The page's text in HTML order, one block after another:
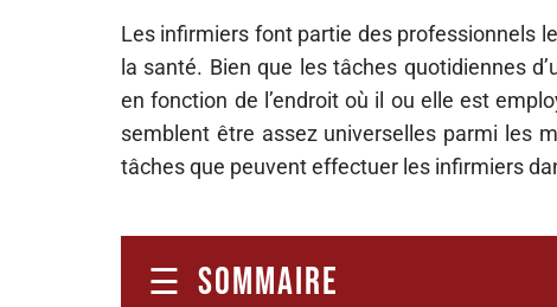
Les infirmiers font partie des professionnels
la santé. Bien que les tâches quotidiennes
en fonction de l’endroit où il ou elle est
semblent être assez universelles parmi les
tâches que peuvent effectuer les infirmiers
SOMMAIRE